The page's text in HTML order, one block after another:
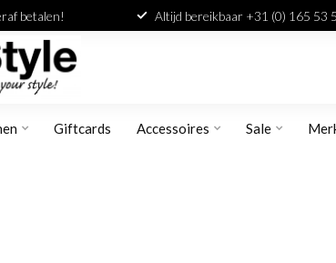
betalen! Altijd bereikbaar +31 (0) 165 53
Giftcards Accessoires Sale